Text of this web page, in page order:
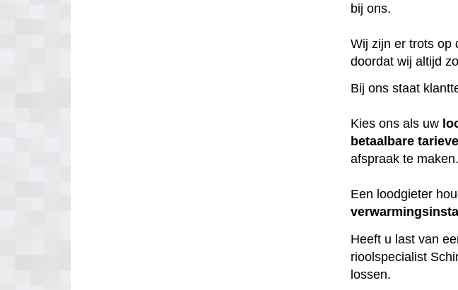
bij ons.
Wij zijn er trots op
doordat wij altijd
Bij ons staat
Kies ons als uw
betaalbare
afspraak te maken.
Een loodgieter
Heeft u last van
rioolspecialist
lossen.